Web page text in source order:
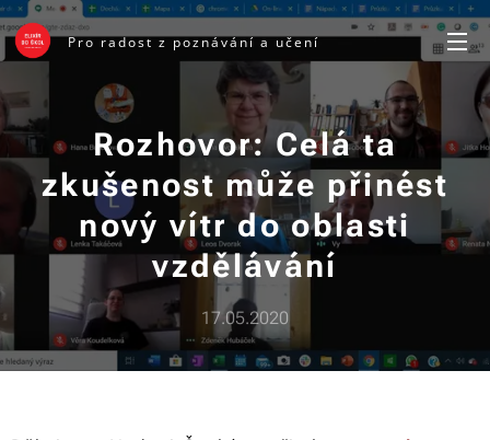
Pro radost z poznávání a učení
Rozhovor: Celá ta
zkušenost může přinést
nový vítr do oblasti
vzdělávání
17.05.2020